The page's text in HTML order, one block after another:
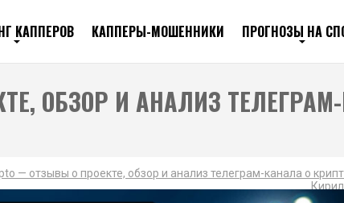
КАППЕРОВ КАППЕРЫ-МОШЕННИКИ ПРОГНОЗЫ НА
ОБЗОР И АНАЛИЗ
— отзывы о проекте, обзор и анализ телеграм-канала о